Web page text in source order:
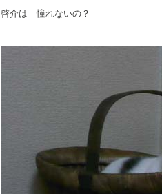
啓介は 憧れないの？